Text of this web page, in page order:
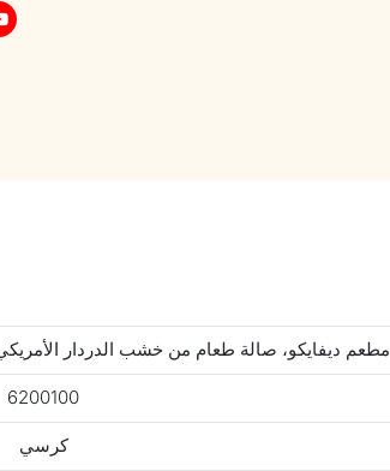
مطعم ديفايكو، صالة طعام من خشب الدردار
6200100
كرسي